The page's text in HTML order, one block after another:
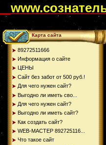
Карта сайта
89272511666
Информация о сайте
ЦЕНЫ
Сайт без забот от 500 руб.!
Для чего нужен сайт?
Выгодно ли иметь сво...
Для чего нужен сайт?
Выгодно ли иметь сайт?
Как создать сайт?
WEB-МАСТЕР 892725116...
Что такое сайт